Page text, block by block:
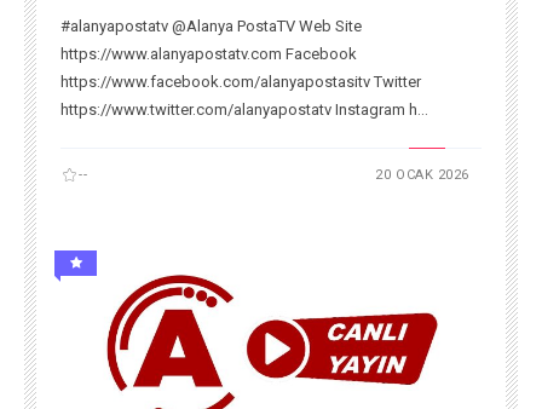
#alanyapostatv @Alanya PostaTV Web Site
https://www.alanyapostatv.com Facebook
https://www.facebook.com/alanyapostasitv Twitter
https://www.twitter.com/alanyapostatv Instagram h...
-- 20 OCAK 2026